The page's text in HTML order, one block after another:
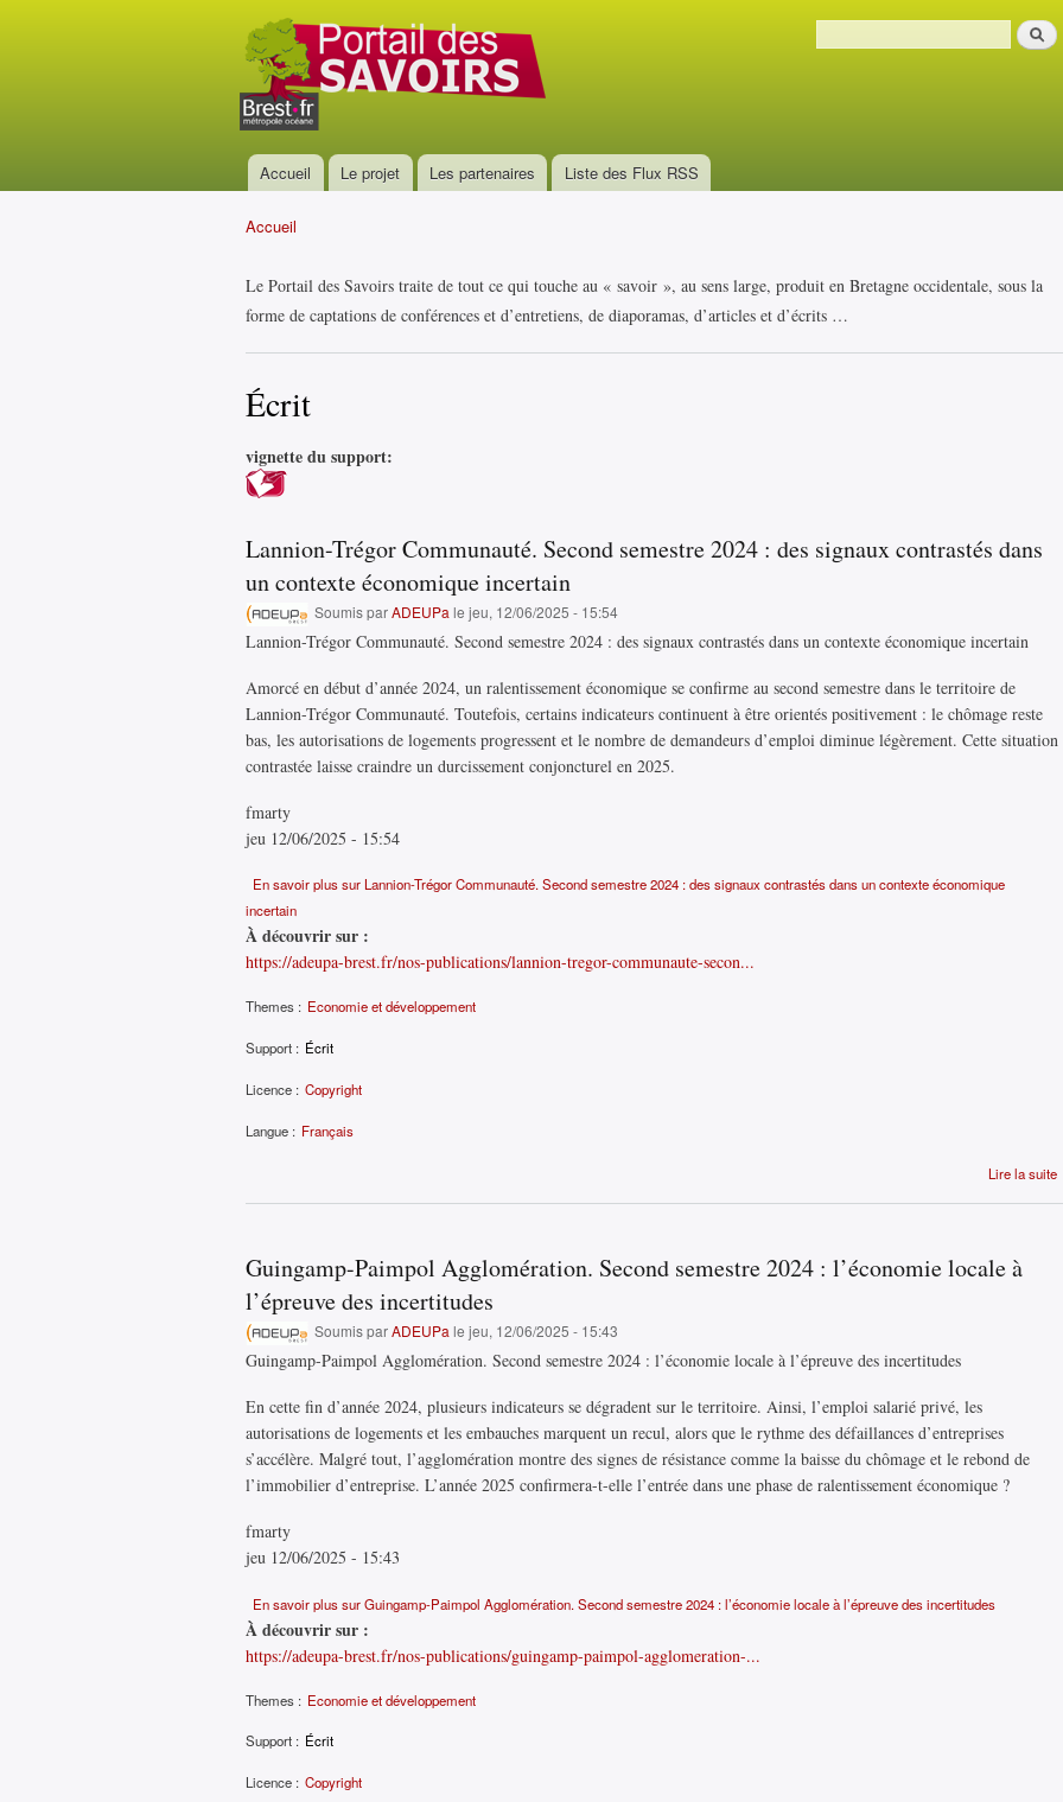
Portail
des
savoirs
Formulaire de recherche
Menu principal
Accueil Le projet Les partenaires Liste des Flux RSS
Accueil
Le Portail des Savoirs traite de tout ce qui touche au « savoir », au sens large, produit en Bretagne occidentale, sous la
forme de captations de conférences et d’entretiens, de diaporamas, d’articles et d’écrits …
Écrit
vignette du support:
Lannion-Trégor Communauté. Second semestre 2024 : des signaux contrastés dans
un contexte économique incertain
Soumis parADEUPa le jeu, 12/06/2025 - 15:54
Lannion-Trégor Communauté. Second semestre 2024 : des signaux contrastés dans un contexte économique incertain
Amorcé en début d’année 2024, un ralentissement économique se confirme au second semestre dans le territoire de
Lannion-Trégor Communauté. Toutefois, certains indicateurs continuent à être orientés positivement : le chômage reste
bas, les autorisations de logements progressent et le nombre de demandeurs d’emploi diminue légèrement. Cette situation
contrastée laisse craindre un durcissement conjoncturel en 2025.
fmarty
jeu 12/06/2025 - 15:54
En savoir plussur Lannion-Trégor Communauté. Second semestre 2024 : des signaux contrastés dans un contexte économique
incertain
À découvrir sur :
https://adeupa-brest.fr/nos-publications/lannion-tregor-communaute-secon...
Themes : Economie et développement
Support : Écrit
Licence : Copyright
Langue : Français
Lire la suite
Guingamp-Paimpol Agglomération. Second semestre 2024 : l’économie locale à
l’épreuve des incertitudes
Soumis parADEUPa le jeu, 12/06/2025 - 15:43
Guingamp-Paimpol Agglomération. Second semestre 2024 : l’économie locale à l’épreuve des incertitudes
En cette fin d’année 2024, plusieurs indicateurs se dégradent sur le territoire. Ainsi, l’emploi salarié privé, les
autorisations de logements et les embauches marquent un recul, alors que le rythme des défaillances d’entreprises
s’accélère. Malgré tout, l’agglomération montre des signes de résistance comme la baisse du chômage et le rebond de
l’immobilier d’entreprise. L’année 2025 confirmera-t-elle l’entrée dans une phase de ralentissement économique ?
fmarty
jeu 12/06/2025 - 15:43
En savoir plussur Guingamp-Paimpol Agglomération. Second semestre 2024 : l’économie locale à l’épreuve des incertitudes
À découvrir sur :
https://adeupa-brest.fr/nos-publications/guingamp-paimpol-agglomeration-...
Themes : Economie et développement
Support : Écrit
Licence : Copyright